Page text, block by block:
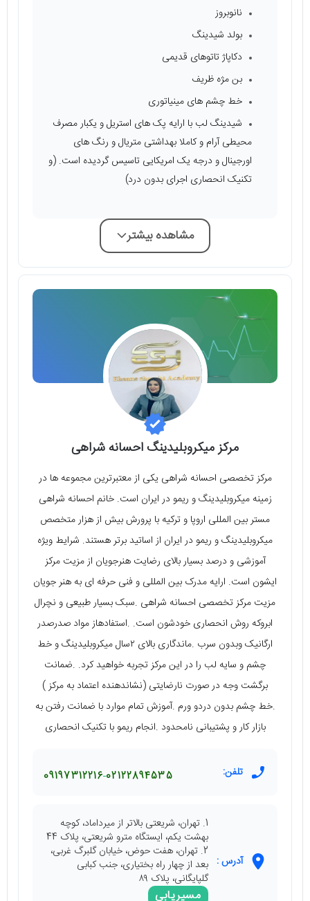
نانوبروز
بولد شیدینگ
دکاپاژ تاتوهای قدیمی
بن مژه ظریف
خط چشم های مینیاتوری
شیدینگ لب با ارایه پک های استریل و یکبار مصرف
محیطی آرام و کاملا بهداشتی متریال و رنگ های
اورجینال و درجه یک امریکایی تاسیس گردیده است. (و
تکنیک انحصاری اجرای بدون درد)
مشاهده بیشتر
مرکز میکروبلیدینگ احسانه شراهی
مرکز تخصصی احسانه شراهی یکی از معتبرترین مجموعه ها در
زمینه میکروبلیدینگ و ریمو در ایران است. خانم احسانه شراهی
مستر بین المللی اروپا و ترکیه با پرورش بیش از هزار متخصص
میکروبلیدینگ و ریمو در ایران از اساتید برتر هستند. شرایط ویژه
آموزشی و درصد بسیار بالای رضایت هنرجویان از مزیت مرکز
ایشون است. ارایه مدرک بین المللی و فنی حرفه ای به هنر جویان
مزیت مرکز تخصصی احسانه شراهی .سبک بسیار طبیعی و نچرال
ابروکه روش انحصاری خودشون است. .استفادهاز مواد صدرصدر
ارگانیک وبدون سرب .ماندگاری بالای ۲سال میکروبلیدینگ و خط
چشم و سایه لب را در این مرکز تجربه خواهید کرد. .ضمانت
برگشت وجه در صورت نارضایتی (نشاندهنده اعتماد به مرکز )
.خط چشم بدون دردو ورم .آموزش تمام موارد با ضمانت رفتن به
بازار کار و پشتیبانی نامحدود .انجام ریمو با تکنیک انحصاری
تلفن: 02122894535
09197312216
آدرس :
1. تهران، شریعتی بالاتر از میرداماد، کوچه
بهشت یکم، ایستگاه مترو شریعتی، پلاک 44
2. تهران، هفت حوض، خیابان گلبرگ غربی،
بعد از چهار راه بختیاری، جنب کبابی
گلپایگانی، پلاک ۸۹
مسیریابی